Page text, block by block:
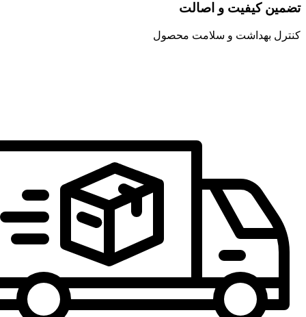
تضمین کیفیت و اصالت
کنترل بهداشت و سلامت محصول